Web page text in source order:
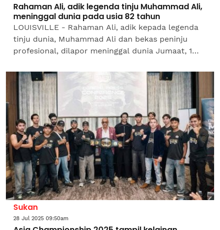
Rahaman Ali, adik legenda tinju Muhammad Ali,
meninggal dunia pada usia 82 tahun
LOUISVILLE - Rahaman Ali, adik kepada legenda
tinju dunia, Muhammad Ali dan bekas peninju
profesional, dilapor meninggal dunia Jumaat, 1
rasmi daripada...
Sukan
28 Jul 2025 09:50am